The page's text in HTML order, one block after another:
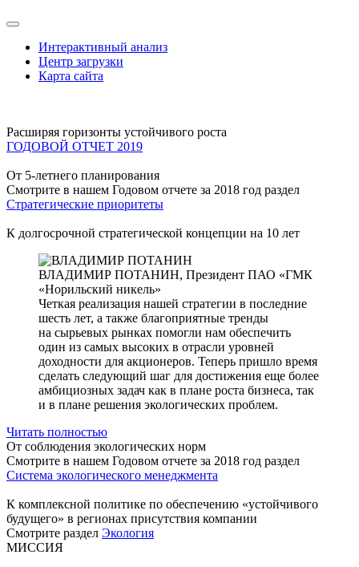
Интерактивный анализ
Центр загрузки
Карта сайта
Расширяя горизонты устойчивого роста
ГОДОВОЙ ОТЧЕТ 2019
От 5-летнего планирования
Смотрите в нашем Годовом отчете за 2018 год раздел
Стратегические приоритеты
К долгосрочной стратегической концепции на 10 лет
ВЛАДИМИР ПОТАНИН, Президент ПАО «ГМК
«Норильский никель»
Четкая реализация нашей стратегии в последние
шесть лет, а также благоприятные тренды
на сырьевых рынках помогли нам обеспечить
один из самых высоких в отрасли уровней
доходности для акционеров. Теперь пришло время
сделать следующий шаг для достижения еще более
амбициозных задач как в плане роста бизнеса, так
и в плане решения экологических проблем.
Читать полностью
От соблюдения экологических норм
Смотрите в нашем Годовом отчете за 2018 год раздел
Система экологического менеджмента
К комплексной политике по обеспечению «устойчивого
будущего» в регионах присутствия компании
Смотрите раздел Экология
МИССИЯ